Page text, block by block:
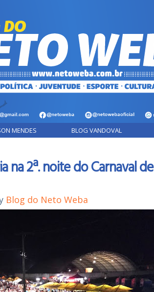
MENDES BLOG VANDOVAL
na 2ª. noite do Carnaval de
Blog do Neto Weba